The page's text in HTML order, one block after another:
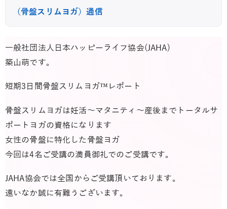
（骨盤スリムヨガ）通信
一般社団法人日本ハッピーライフ協会(JAHA)
築山萌です。
短期3日間骨盤スリムヨガ™レポート
骨盤スリムヨガは妊活～マタニティ～産後までトータルサ
ポートヨガの資格になります
女性の骨盤に特化した骨盤ヨガ
今回は4名ご受講の満員御礼でのご受講です。
JAHA協会では全国からご受講頂いております。
遠いなか誠に有難うございます。